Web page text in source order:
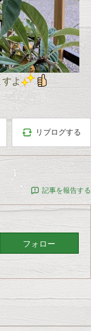
すよ
リブログする
記事を報告する
フォロー